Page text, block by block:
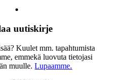
uutiskirje
Kuulet mm. tapahtumista
emmekä luovuta tietojasi
muulle.Lupaamme.